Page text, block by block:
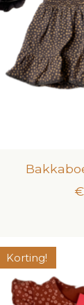
Korting!